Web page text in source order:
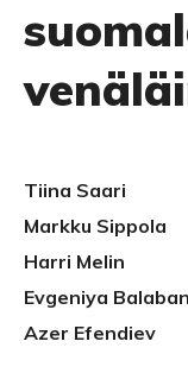
Tiina Saari
Markku Sippola
Harri Melin
Evgeniya
Azer Efendiev